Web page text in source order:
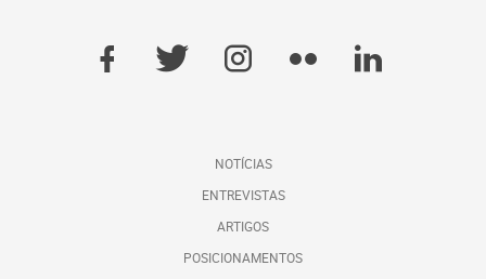
NOTÍCIAS
ENTREVISTAS
ARTIGOS
POSICIONAMENTOS